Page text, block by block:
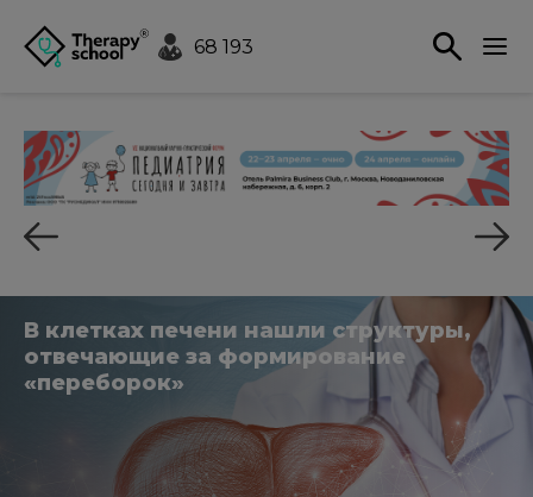
68 193
В клетках печени нашли структуры,
отвечающие за формирование
«переборок»